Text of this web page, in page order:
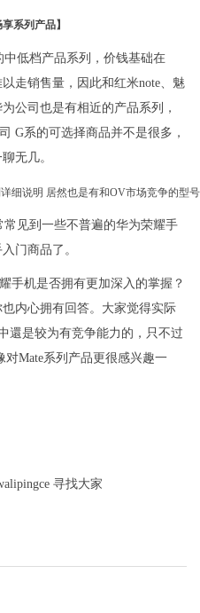
系列产品】
低档产品系列，价钱基础在
走销售量，因此和红米note、魅
公司也是有相近的产品系列，
G系的可选择商品并不是很多，
无几。
见到一些不普遍的华为荣耀手
门商品了。
手机是否拥有更加深入的掌握？
内心拥有回答。大家觉得实际
還是较为有竞争能力的，只不过
对Mate系列产品更很感兴趣一
寻找大家